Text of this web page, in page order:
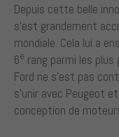
Depuis cette belle
s’est grandement
mondiale. Cela lui a
6e rang parmi les plus
Ford ne s’est pas
s’unir avec Peugeot
conception de